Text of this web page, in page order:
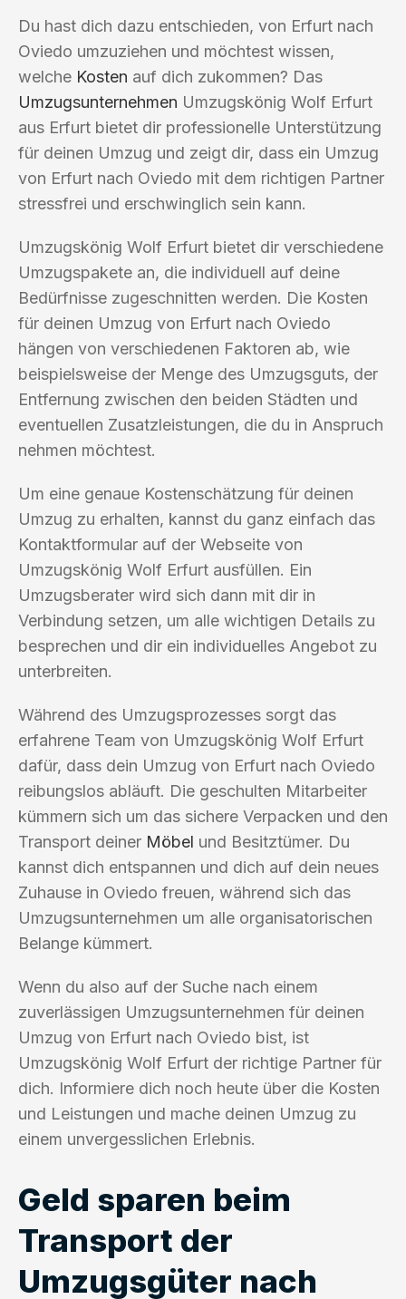
Du hast dich dazu entschieden, von Erfurt nach
Oviedo umzuziehen und möchtest wissen,
welche Kosten auf dich zukommen? Das
Umzugsunternehmen Umzugskönig Wolf Erfurt
aus Erfurt bietet dir professionelle Unterstützung
für deinen Umzug und zeigt dir, dass ein Umzug
von Erfurt nach Oviedo mit dem richtigen Partner
stressfrei und erschwinglich sein kann.
Umzugskönig Wolf Erfurt bietet dir verschiedene
Umzugspakete an, die individuell auf deine
Bedürfnisse zugeschnitten werden. Die Kosten
für deinen Umzug von Erfurt nach Oviedo
hängen von verschiedenen Faktoren ab, wie
beispielsweise der Menge des Umzugsguts, der
Entfernung zwischen den beiden Städten und
eventuellen Zusatzleistungen, die du in Anspruch
nehmen möchtest.
Um eine genaue Kostenschätzung für deinen
Umzug zu erhalten, kannst du ganz einfach das
Kontaktformular auf der Webseite von
Umzugskönig Wolf Erfurt ausfüllen. Ein
Umzugsberater wird sich dann mit dir in
Verbindung setzen, um alle wichtigen Details zu
besprechen und dir ein individuelles Angebot zu
unterbreiten.
Während des Umzugsprozesses sorgt das
erfahrene Team von Umzugskönig Wolf Erfurt
dafür, dass dein Umzug von Erfurt nach Oviedo
reibungslos abläuft. Die geschulten Mitarbeiter
kümmern sich um das sichere Verpacken und den
Transport deiner Möbel und Besitztümer. Du
kannst dich entspannen und dich auf dein neues
Zuhause in Oviedo freuen, während sich das
Umzugsunternehmen um alle organisatorischen
Belange kümmert.
Wenn du also auf der Suche nach einem
zuverlässigen Umzugsunternehmen für deinen
Umzug von Erfurt nach Oviedo bist, ist
Umzugskönig Wolf Erfurt der richtige Partner für
dich. Informiere dich noch heute über die Kosten
und Leistungen und mache deinen Umzug zu
einem unvergesslichen Erlebnis.
Geld sparen beim
Transport der
Umzugsgüter nach